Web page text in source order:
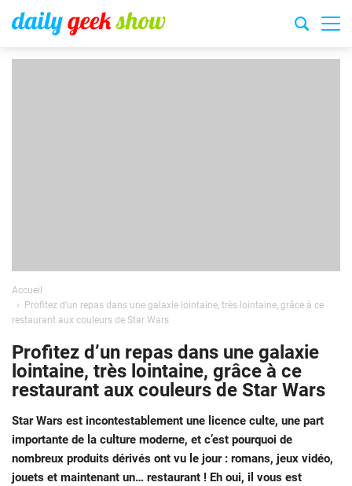
Accueil
Profitez d’un repas dans une galaxie lointaine, très lointaine, grâce à ce
restaurant aux couleurs de Star Wars
Profitez d’un repas dans une galaxie
lointaine, très lointaine, grâce à ce
restaurant aux couleurs de Star Wars
Star Wars est incontestablement une licence culte, une part
importante de la culture moderne, et c’est pourquoi de
nombreux produits dérivés ont vu le jour : romans, jeux vidéo,
jouets et maintenant un… restaurant ! Eh oui, il vous est